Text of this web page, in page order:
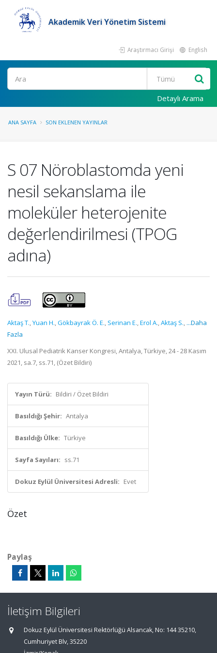
Akademik Veri Yönetim Sistemi
Araştırmacı Girişi English
Ara
Detaylı Arama
ANA SAYFA SON EKLENEN YAYINLAR
S 07 Nöroblastomda yeni
nesil sekanslama ile
moleküler heterojenite
değerlendirilmesi (TPOG
adına)
Aktaş T.,Yuan H.,Gökbayrak Ö. E., Serinan E.,Erol A.,Aktaş S., ...Daha
Fazla
XXI. Ulusal Pediatrik Kanser Kongresi, Antalya, Türkiye, 24 - 28 Kasım
2021, sa.7, ss.71, (Özet Bildiri)
Yayın Türü: Bildiri / Özet Bildiri
Basıldığı Şehir: Antalya
Basıldığı Ülke: Türkiye
Sayfa Sayıları: ss.71
Dokuz Eylül Üniversitesi Adresli: Evet
Özet
Paylaş
İletişim Bilgileri
Dokuz Eylül Üniversitesi Rektörlüğü Alsancak, No: 144 35210,
Cumhuriyet Blv, 35220